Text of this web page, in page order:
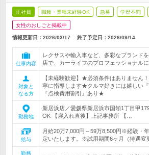
正社員 職種・業種未経験OK 急募 学歴不問
女性のおしごと掲載中
情報更新日：2026/03/17 終了予定日： 2026/09/14
仕事内容
レクサスや輸入車など、多彩なブランド
店で、カーライフのプロフェッショナルに
対象と
なる方
【未経験歓迎】★必須条件はありません
寧に指導します★クルマ好きには嬉しい『
『点検費用割引』あり★
勤務地
新居浜店／愛媛県新居浜市国領1丁目甲
OK 【雇入れ直後】上記事務所 【…
給与
月給20万7,000円～59万8,500円※経験・
定いたします。※試用期間6ヶ月（待遇変
勤務